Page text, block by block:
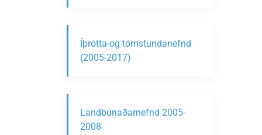
Íþrótta-og tómstundanefnd
(2005-2017)
Landbúnaðarnefnd 2005-
2008